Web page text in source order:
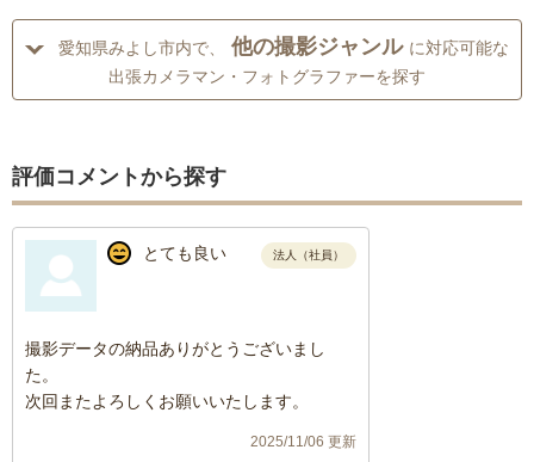
愛知県みよし市内で、 他の撮影ジャンル に対応可能な
出張カメラマン・フォトグラファーを探す
評価コメントから探す
とても良い 法人（社員）
撮影データの納品ありがとうございまし
た。
次回またよろしくお願いいたします。
2025/11/06 更新